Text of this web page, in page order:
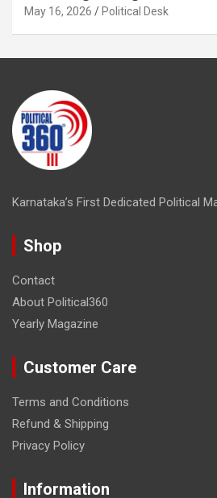
May 16, 2026 Political Desk
Karnataka’s First Dedicated Political
Shop
Contact
About Political360
Yearly Magazine
Customer Care
Terms and Conditions
Refund & Shipping
Privacy Policy
Information